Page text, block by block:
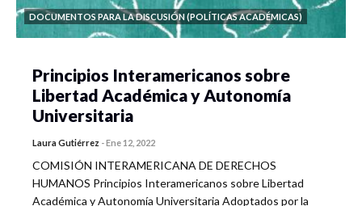
DOCUMENTOS PARA LA DISCUSIÓN (POLÍTICAS ACADÉMICAS)
Principios Interamericanos sobre
Libertad Académica y Autonomía
Universitaria
Laura Gutiérrez -Ene 12, 2022
COMISIÓN INTERAMERICANA DE DERECHOS
HUMANOS Principios Interamericanos sobre Libertad
Académica y Autonomía Universitaria Adoptados por la